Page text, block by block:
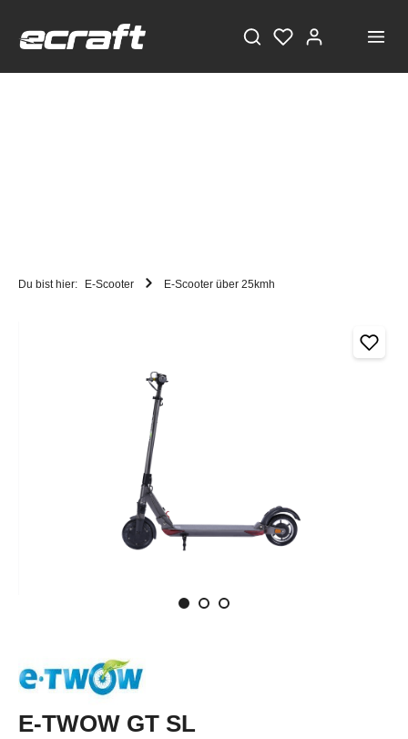
Du bist hier: E-Scooter E-Scooter über 25kmh
E-TWOW GT SL